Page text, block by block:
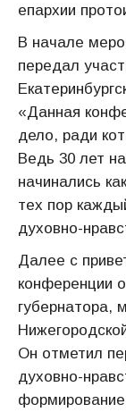
епархии
В начале
передал
«Данная
дело, ради
Ведь 30 лет
начинались
тех пор
духовно-
Далее с
конференции
губернатора,
Он отметил
духовно-